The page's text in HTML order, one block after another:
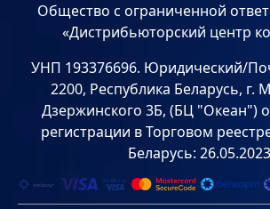
Общество с ограниченной
«Дистрибьюторский центр
УНП 193376696. Юридический/
2200, Республика Беларусь, г.
Дзержинского 3Б, (БЦ "Океан")
регистрации в Торговом
Беларусь: 26.05.2023